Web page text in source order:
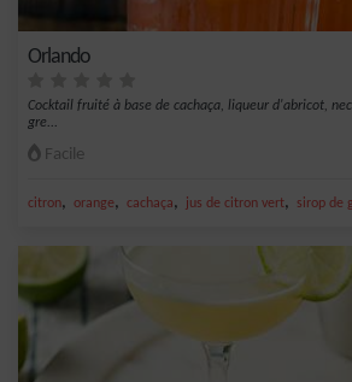
Orlando
Cocktail fruité à base de cachaça, liqueur d'abricot,
gre...
Facile
citron, orange, cachaça, jus de citron vert, sirop de